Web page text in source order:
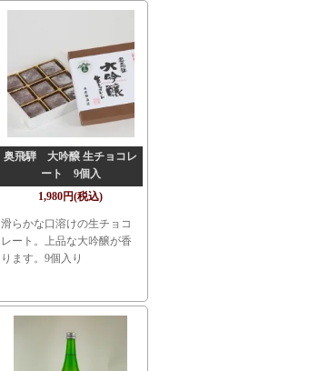
奥飛騨 大吟醸 生チョコレ
ート 9個入
1,980円(税込)
滑らかな口溶けの生チョコ
レート。上品な大吟醸が香
ります。9個入り